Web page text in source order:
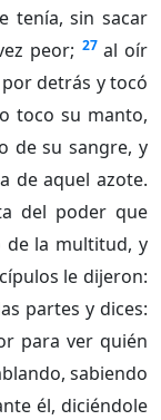
tenía, sin sacar
peor; 27 al oír
detrás y tocó
toco su manto,
de su sangre, y
de aquel azote.
del poder que
de la multitud, y
le dijeron:
partes y dices:
para ver quién
sabiendo
él, diciéndole